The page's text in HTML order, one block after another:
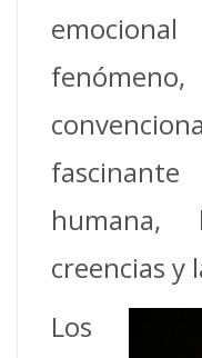
humana,
creencias y
Los